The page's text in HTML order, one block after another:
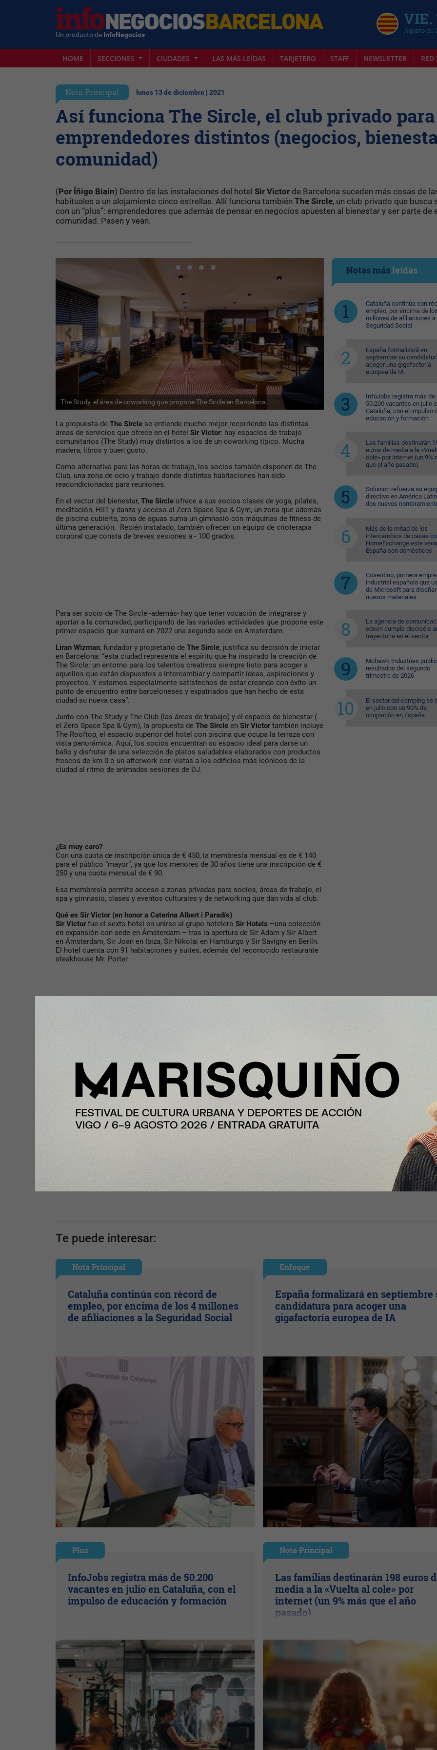
Un producto de InfoNegocios
VIE.
Agosto de
HOME SECCIONES CIUDADES LAS MÁS LEÍDAS TARJETERO STAFF NEWSLETTER
Nota Principal lunes 13 de diciembre | 2021
Así funciona The Sircle, el club privado para
emprendedores distintos (negocios,
comunidad)
(Por Íñigo Biain) Dentro de las instalaciones del hotel Sir Victor de Barcelona suceden más cosas de
habituales a un alojamiento cinco estrellas. Allí funciona también The Sircle, un club privado que busca
con un “plus”: emprendedores que además de pensar en negocios apuesten al bienestar y ser parte de
comunidad. Pasen y vean.
The Study, el área de coworking que propone The Sircle en Barcelona. Espacio para reuniones y oficinas
La propuesta de The Sircle se entiende mucho mejor recorriendo las distintas
áreas de servicios que ofrece en el hotel Sir Victor: hay espacios de trabajo
comunitarios (The Study) muy distintos a los de un coworking típico. Mucha
madera, libros y buen gusto.
Como alternativa para las horas de trabajo, los socios también disponen de The
Club, una zona de ocio y trabajo donde distintas habitaciones han sido
reacondicionadas para reuniones.
En el vector del bienestar, The Sircle ofrece a sus socios clases de yoga, pilates,
meditación, HIIT y danza y acceso al Zero Space Spa & Gym, un zona que además
de piscina cubierta, zona de aguas suma un gimnasio con máquinas de fitness de
última generación. Recién instalado, también ofrecen un equipo de crioterapia
corporal que consta de breves sesiones a - 100 grados.
Para ser socio de The Sircle -además- hay que tener vocación de integrarse y
aportar a la comunidad, participando de las variadas actividades que propone este
primer espacio que sumará en 2022 una segunda sede en Amsterdam.
Liran Wizman, fundador y propietario de The Sircle, justifica su decisión de iniciar
en Barcelona: “esta ciudad representa el espíritu que ha inspirado la creación de
The Sircle: un entorno para los talentos creativos siempre listo para acoger a
aquellos que están dispuestos a intercambiar y compartir ideas, aspiraciones y
proyectos. Y estamos especialmente satisfechos de estar creando con éxito un
punto de encuentro entre barceloneses y expatriados que han hecho de esta
ciudad su nueva casa”.
Junto con The Study y The Club (las áreas de trabajo) y el espacio de bienestar (
el Zero Space Spa & Gym), la propuesta de The Sircle en Sir Víctortambién incluye
The Rooftop, el espacio superior del hotel con piscina que ocupa la terraza con
vista panorámica. Aquí, los socios encuentran su espacio ideal para darse un
baño y disfrutar de una selección de platos saludables elaborados con productos
frescos de km 0 o un afterwork con vistas a los edificios más icónicos de la
ciudad al ritmo de animadas sesiones de DJ.
¿Es muy caro?
Con una cuota de inscripción única de € 450, la membresía mensual es de € 140
para el público “mayor”, ya que los menores de 30 años tiene una inscripción de €
250 y una cuota mensual de € 90.
Esa membresía permite acceso a zonas privadas para socios, áreas de trabajo, el
spa y gimnasio, clases y eventos culturales y de networking que dan vida al club.
Qué es Sir Victor (en honor a Caterina Albert i Paradís)
Sir Victorfue el sexto hotel en unirse al grupo hotelero Sir Hotels –una colección
en expansión con sede en Ámsterdam – tras la apertura de Sir Adam y Sir Albert
en Ámsterdam, Sir Joan en Ibiza, Sir Nikolai en Hamburgo y Sir Savigny en Berlín.
El hotel cuenta con 91 habitaciones y suites, además del reconocido restaurante
steakhouse Mr. Porter
lucha por la igualdad de género y el hotel cuenta con una biblioteca dedicada a
sus obras y a su legado.
Compartir con tus amigos de
Tu opinión enriquece este artículo:
Notas másleídas
Cataluña continúa con
empleo, por encima de
millones de afiliaciones a
Seguridad Social
España formalizará en
septiembre su
acoger una gigafactoría
europea de IA
InfoJobs registra más de
50.200 vacantes en julio
Cataluña, con el impulso
educación y formación
Las familias destinarán
euros de media a la
cole» por internet (un 9%
que el año pasado)
Solunion refuerza su
directivo en América
dos nuevos
Más de la mitad de los
intercambios de casas
HomeExchange este
España son domésticos
Cosentino, primera
industrial española que
de Microsoft para diseñar
nuevos materiales
La agencia de
edeon cumple dieciséis
trayectoria en el sector
Mohawk Industries
resultados del segundo
trimestre de 2026
El sector del camping se
en julio con un 90% de
ocupación en España
Te puede interesar:
Nota Principal
Cataluña continúa con récord de
empleo, por encima de los 4 millones
de afiliaciones a la Seguridad Social
Enfoque
España formalizará en septiembre
candidatura para acoger una
gigafactoría europea de IA
Plus
InfoJobs registra más de 50.200
vacantes en julio en Cataluña, con el
impulso de educación y formación
Nota Principal
Las familias destinarán 198 euros
media a la «Vuelta al cole» por
internet (un 9% más que el año
pasado)